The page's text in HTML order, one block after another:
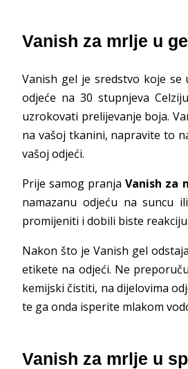
Vanish za mrlje u
Vanish gel je sredstvo koje
odjeće na 30 stupnjeva
uzrokovati prelijevanje boja.
na vašoj tkanini, napravite to
vašoj odjeći.
Prije samog pranjaVanish za
namazanu odjeću na suncu
promijeniti i dobili biste
Nakon što je Vanish gel
etikete na odjeći. Ne
kemijski čistiti, na dijelovima
te ga onda isperite mlakom
Vanish za mrlje u